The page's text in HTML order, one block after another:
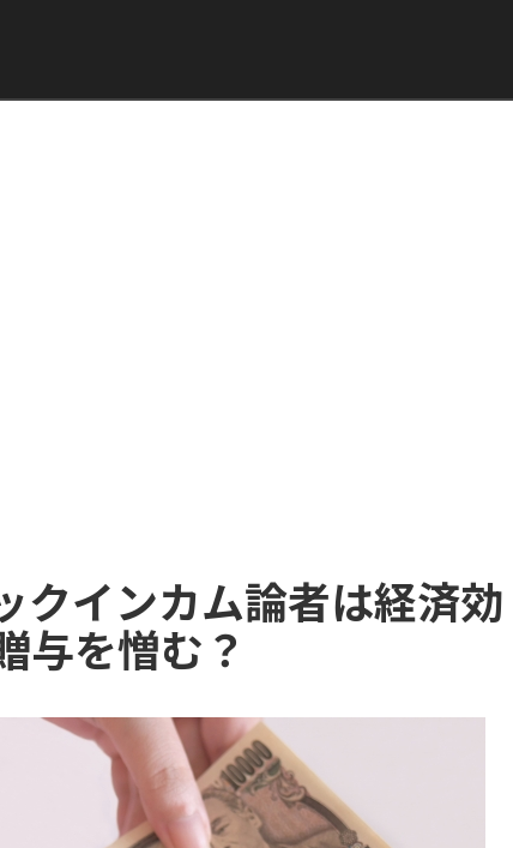
クインカム論者は経済効
与を憎む？